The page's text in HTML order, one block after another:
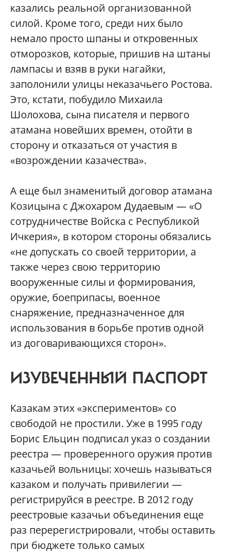
казались реальной организованной
силой. Кроме того, среди них было
немало просто шпаны и откровенных
отморозков, которые, пришив на штаны
лампасы и взяв в руки нагайки,
заполонили улицы неказачьего Ростова.
Это, кстати, побудило Михаила
Шолохова, сына писателя и первого
атамана новейших времен, отойти в
сторону и отказаться от участия в
«возрождении казачества».
А еще был знаменитый договор атамана
Козицына с Джохаром Дудаевым — «О
сотрудничестве Войска с Республикой
Ичкерия», в котором стороны обязались
«не допускать со своей территории, а
также через свою территорию
вооруженные силы и формирования,
оружие, боеприпасы, военное
снаряжение, предназначенное для
использования в борьбе против одной
из договаривающихся сторон».
ИЗУВЕЧЕННЫЙ ПАСПОРТ
Казакам этих «экспериментов» со
свободой не простили. Уже в 1995 году
Борис Ельцин подписал указ о создании
реестра — проверенного оружия против
казачьей вольницы: хочешь называться
казаком и получать привилегии —
регистрируйся в реестре. В 2012 году
реестровые казачьи объединения еще
раз перерегистрировали, чтобы оставить
при бюджете только самых